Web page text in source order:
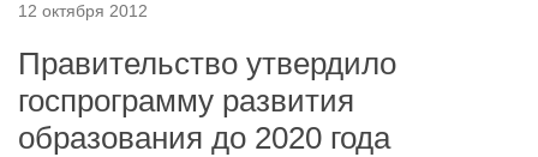
12 октября 2012
Правительство утвердило
госпрограмму развития
образования до 2020 года